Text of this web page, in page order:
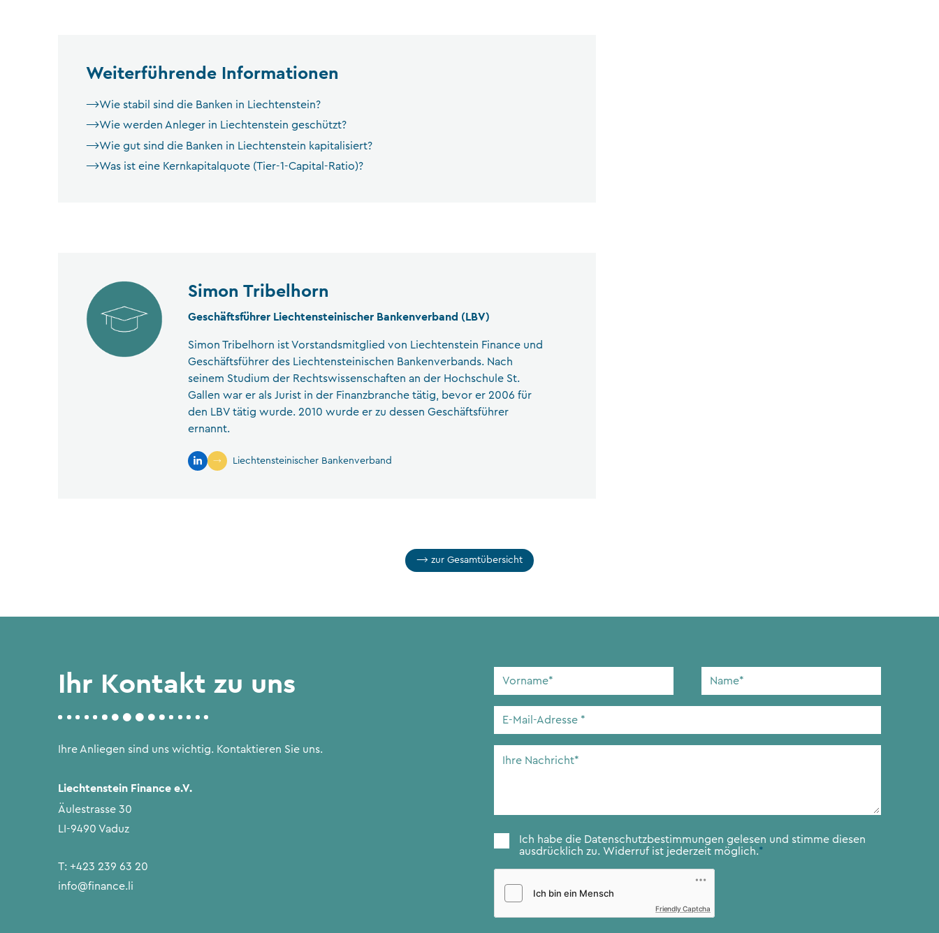
Weiterführende Informationen
Wie stabil sind die Banken in Liechtenstein?
Wie werden Anleger in Liechtenstein geschützt?
Wie gut sind die Banken in Liechtenstein kapitalisiert?
Was ist eine Kernkapitalquote (Tier-1-Capital-Ratio)?
Simon Tribelhorn
Geschäftsführer Liechtensteinischer Bankenverband (LBV)
Simon Tribelhorn ist Vorstandsmitglied von Liechtenstein Finance und
Geschäftsführer des Liechtensteinischen Bankenverbands. Nach
seinem Studium der Rechtswissenschaften an der Hochschule St.
Gallen war er als Jurist in der Finanzbranche tätig, bevor er 2006 für
den LBV tätig wurde. 2010 wurde er zu dessen Geschäftsführer
ernannt.
Liechtensteinischer Bankenverband
zur Gesamtübersicht
Ihr Kontakt zu uns
Ihre Anliegen sind uns wichtig. Kontaktieren Sie uns.
Liechtenstein Finance e.V.
Äulestrasse 30
LI-9490 Vaduz
T: +423 239 63 20
info@finance.li
Vorname Name
E-
Adresse*
Zustimmung*
Ich habe die Datenschutzbestimmungen gelesen und stimme diesen
ausdrücklich zu. Widerruf ist jederzeit möglich.*
Friendly Captcha